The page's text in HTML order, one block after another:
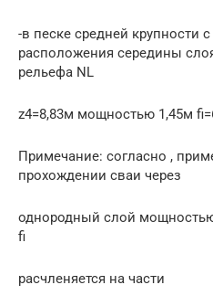
-в песке средней крупности
расположения середины
рельефа NL
z4=8,83м мощностью 1,45м
Примечание: согласно ,
прохождении сваи через
однородный слой
fi
расчленяется на части